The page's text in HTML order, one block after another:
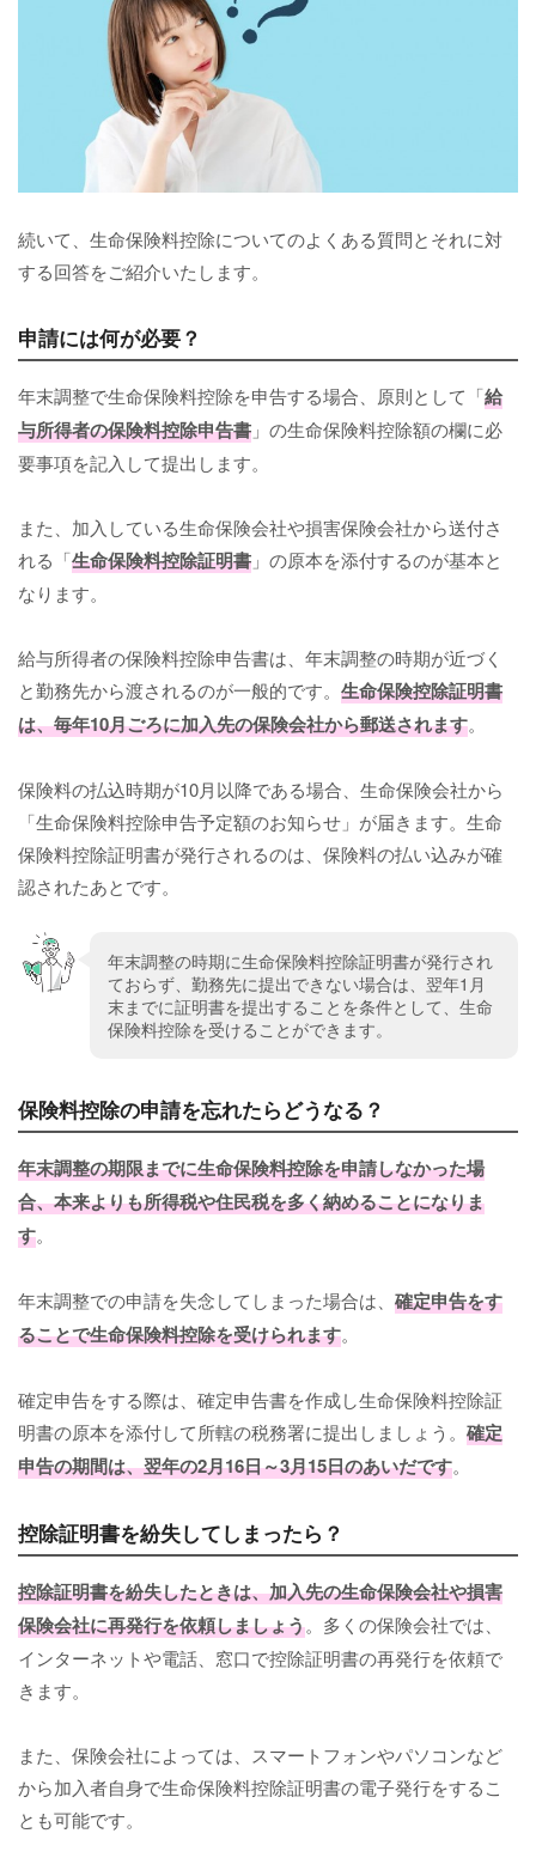
続いて、生命保険料控除についてのよくある質問とそれに対
する回答をご紹介いたします。
申請には何が必要？
年末調整で生命保険料控除を申告する場合、原則として「給
与所得者の保険料控除申告書 」の生命保険料控除額の欄に必
要事項を記入して提出します。
また、加入している生命保険会社や損害保険会社から送付さ
れる「生命保険料控除証明書 」の原本を添付するのが基本と
なります。
給与所得者の保険料控除申告書は、年末調整の時期が近づく
と勤務先から渡されるのが一般的です。 生命保険控除証明書
は、毎年10月ごろに加入先の保険会社から郵送されます。
保険料の払込時期が10月以降である場合、生命保険会社から
「生命保険料控除申告予定額のお知らせ」が届きます。生命
保険料控除証明書が発行されるのは、保険料の払い込みが確
認されたあとです。
年末調整の時期に生命保険料控除証明書が発行され
ておらず、勤務先に提出できない場合は、翌年1月
末までに証明書を提出することを条件として、生命
保険料控除を受けることができます。
保険料控除の申請を忘れたらどうなる？
年末調整の期限までに生命保険料控除を申請しなかった場
合、本来よりも所得税や住民税を多く納めることになりま
す。
年末調整での申請を失念してしまった場合は、 確定申告をす
ることで生命保険料控除を受けられます。
確定申告をする際は、確定申告書を作成し生命保険料控除証
明書の原本を添付して所轄の税務署に提出しましょう。 確定
申告の期間は、翌年の2月16日～3月15日のあいだです。
控除証明書を紛失してしまったら？
控除証明書を紛失したときは、加入先の生命保険会社や損害
保険会社に再発行を依頼しましょう。多くの保険会社では、
インターネットや電話、窓口で控除証明書の再発行を依頼で
きます。
また、保険会社によっては、スマートフォンやパソコンなど
から加入者自身で生命保険料控除証明書の電子発行をするこ
とも可能です。